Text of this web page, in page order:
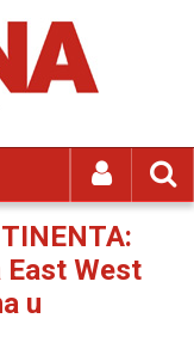
East West
u